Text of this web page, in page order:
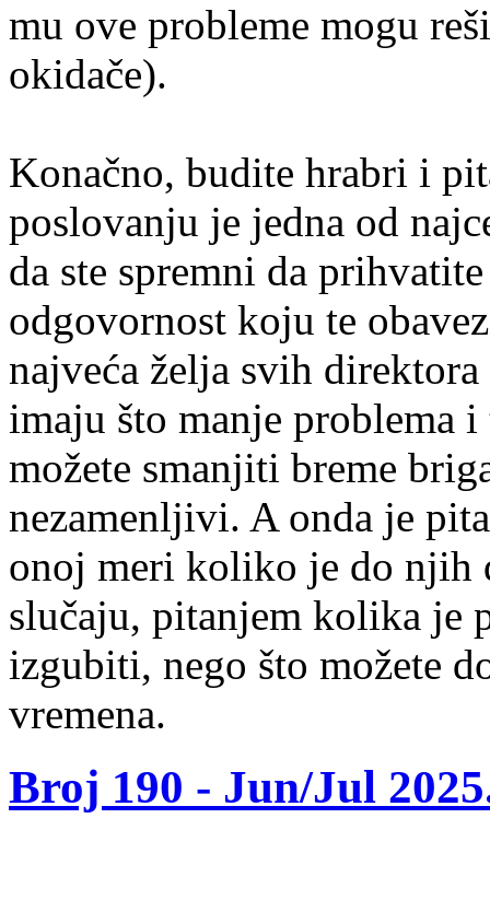
mu ove probleme mogu
okidače).
Konačno, budite hrabri i
poslovanju je jedna od
da ste spremni da
odgovornost koju te
najveća želja svih
imaju što manje problema
možete smanjiti breme
nezamenljivi. A onda je
onoj meri koliko je do njih
slučaju, pitanjem kolika je
izgubiti, nego što možete
vremena.
Broj 190 - Jun/Jul